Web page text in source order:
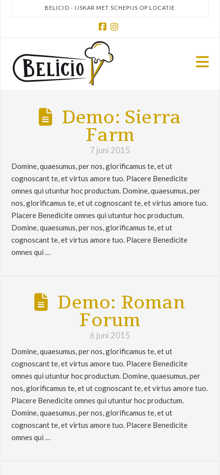
BELICIO - IJSKAR MET SCHEPIJS OP LOCATIE
Facebook
Demo: Sierra
Farm
7 juni 2015
Domine, quaesumus, per nos, glorificamus te, et ut
cognoscant te, et virtus amore tuo. Placere Benedicite
omnes qui utuntur hoc productum. Domine, quaesumus, per
nos, glorificamus te, et ut cognoscant te, et virtus amore tuo.
Placere Benedicite omnes qui utuntur hoc productum.
Domine, quaesumus, per nos, glorificamus te, et ut
cognoscant te, et virtus amore tuo. Placere Benedicite
omnes qui …
Demo: Roman
Forum
6 juni 2015
Domine, quaesumus, per nos, glorificamus te, et ut
cognoscant te, et virtus amore tuo. Placere Benedicite
omnes qui utuntur hoc productum. Domine, quaesumus, per
nos, glorificamus te, et ut cognoscant te, et virtus amore tuo.
Placere Benedicite omnes qui utuntur hoc productum.
Domine, quaesumus, per nos, glorificamus te, et ut
cognoscant te, et virtus amore tuo. Placere Benedicite
omnes qui …